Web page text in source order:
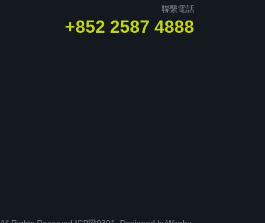
聯繫電話
+852 2587 4888